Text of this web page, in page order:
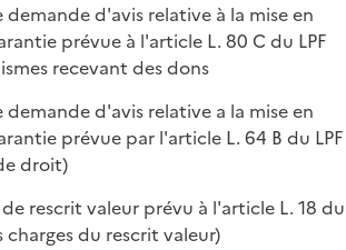
demande d'avis relative à la mise en
prévue à l'article L. 80 C du LPF
recevant des dons
demande d'avis relative a la mise en
prévue par l'article L. 64 B du LPF
droit)
de rescrit valeur prévu à l'article L. 18 du
charges du rescrit valeur)